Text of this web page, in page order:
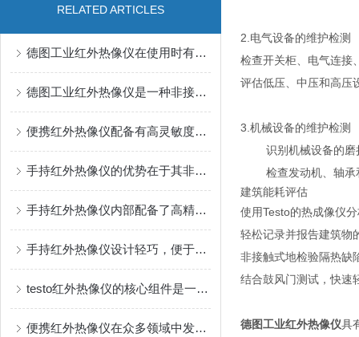
RELATED ARTICLES
德图工业红外热像仪在使用时有几个要点需要注意
德图工业红外热像仪是一种非接触式测温工具
便携红外热像仪配备有高灵敏度探测器
手持红外热像仪的优势在于其非接触式的检测方式
手持红外热像仪内部配备了高精度红外探测器
手持红外热像仪设计轻巧，便于携带和操作
testo红外热像仪的核心组件是一个焦平面阵列探测器
便携红外热像仪在众多领域中发挥着重要作用
2.电气设备的维护检测
检查开关柜、电气连接
评估低压、中压和高压
3.机械设备的维护检测
识别机械设备的磨
检查发动机、轴承
建筑能耗评估
使用Testo的热成像仪
轻松记录并报告建筑物
非接触式地检验隔热缺
结合鼓风门测试，快速
德图工业红外热像仪具